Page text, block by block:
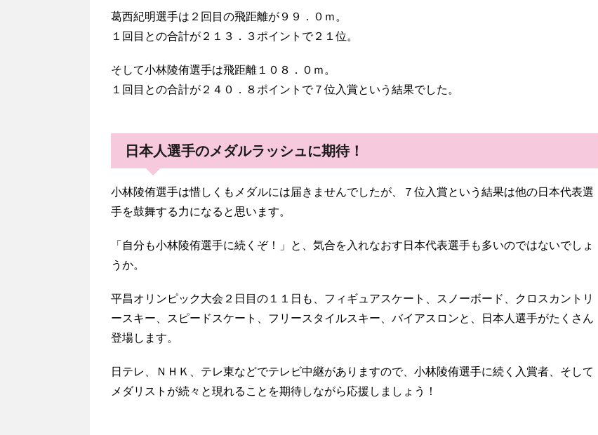
葛西紀明選手は２回目の飛距離が９９．０ｍ。
１回目との合計が２１３．３ポイントで２１位。
そして小林陵侑選手は飛距離１０８．０ｍ。
１回目との合計が２４０．８ポイントで７位入賞という結果でした。
日本人選手のメダルラッシュに期待！
小林陵侑選手は惜しくもメダルには届きませんでしたが、７位入賞という結果は他の日本代表選
手を鼓舞する力になると思います。
「自分も小林陵侑選手に続くぞ！」と、気合を入れなおす日本代表選手も多いのではないでしょ
うか。
平昌オリンピック大会２日目の１１日も、フィギュアスケート、スノーボード、クロスカントリ
ースキー、スピードスケート、フリースタイルスキー、バイアスロンと、日本人選手がたくさん
登場します。
日テレ、ＮＨＫ、テレ東などでテレビ中継がありますので、小林陵侑選手に続く入賞者、そして
メダリストが続々と現れることを期待しながら応援しましょう！